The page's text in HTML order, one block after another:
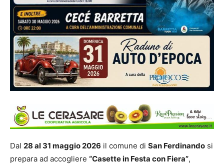
Dal 28 al 31 maggio 2026 il comune di San Ferdinando si
prepara ad accogliere “Casette in Festa con Fiera”,